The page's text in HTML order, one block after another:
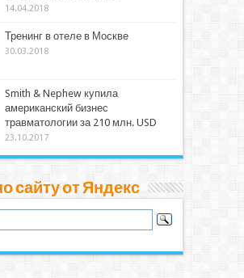
14.04.2018
Тренинг в отеле в Москве
30.03.2018
Smith & Nephew купила
американский бизнес
травматологии за 210 млн. USD
23.10.2017
сайту от Яндекс